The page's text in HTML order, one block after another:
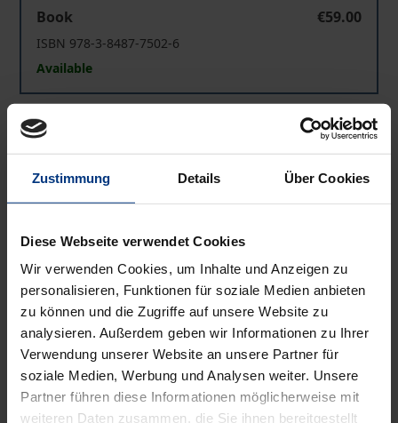
Zustimmung Details Über Cookies
Diese Webseite verwendet Cookies
Wir verwenden Cookies, um Inhalte und Anzeigen zu
personalisieren, Funktionen für soziale Medien anbieten
zu können und die Zugriffe auf unsere Website zu
analysieren. Außerdem geben wir Informationen zu Ihrer
Verwendung unserer Website an unsere Partner für
soziale Medien, Werbung und Analysen weiter. Unsere
Partner führen diese Informationen möglicherweise mit
weiteren Daten zusammen, die Sie ihnen bereitgestellt
Book
€59.00
ISBN 978-3-8487-7502-6
Available
Die persönliche geistige Schöpfung zwischen
eBook
€59.00
ISBN 978-3-7489-3289-5
Available
Prices include VAT. Depending on the delivery address, VAT
may vary at checkout.
Add to Cart
Add to Wish List
Delivery cost notice